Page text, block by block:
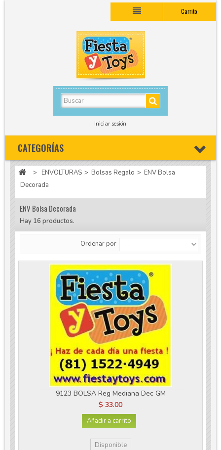
Carrito:
Iniciar sesión
CATEGORÍAS
> ENVOLTURAS > Bolsas Regalo > ENV Bolsa
Decorada
ENV Bolsa Decorada
Hay 16 productos.
Ordenar por
9123 BOLSA Reg Mediana Dec GM
$ 33.00
Añadir a carrito
Disponible